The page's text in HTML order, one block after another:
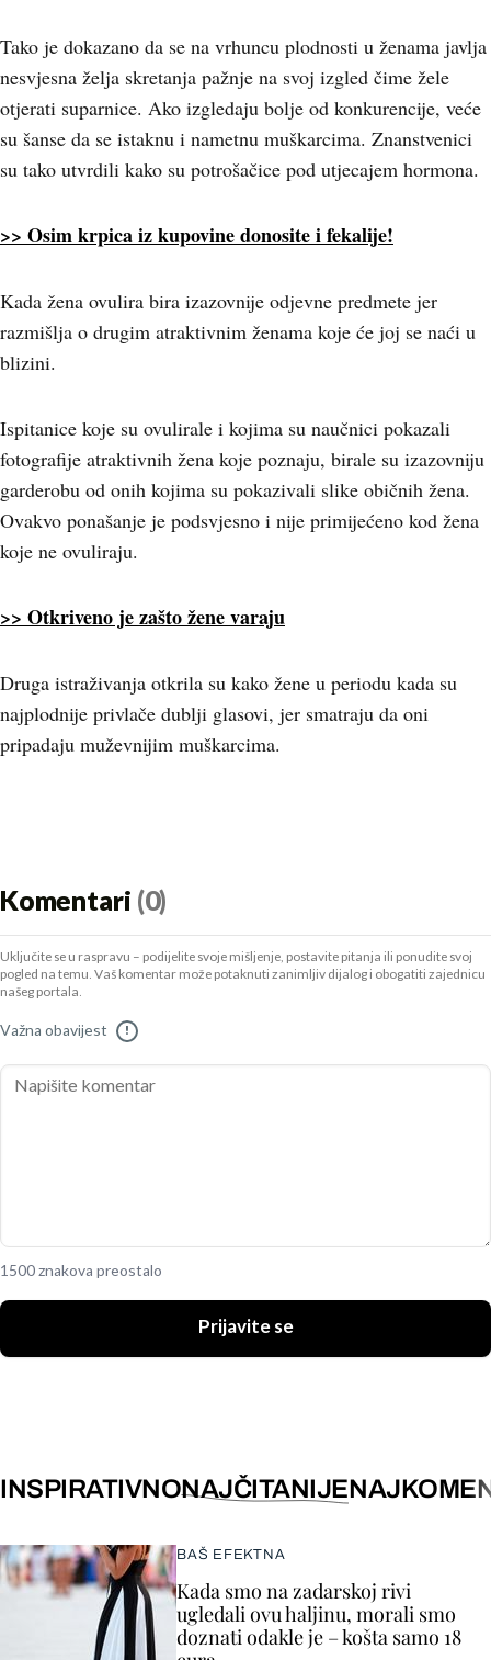
Tako je dokazano da se na vrhuncu plodnosti u ženama javlja
nesvjesna želja skretanja pažnje na svoj izgled čime žele
otjerati suparnice. Ako izgledaju bolje od konkurencije, veće
su šanse da se istaknu i nametnu muškarcima. Znanstvenici
su tako utvrdili kako su potrošačice pod utjecajem hormona.
>> Osim krpica iz kupovine donosite i fekalije!
Kada žena ovulira bira izazovnije odjevne predmete jer
razmišlja o drugim atraktivnim ženama koje će joj se naći u
blizini.
Ispitanice koje su ovulirale i kojima su naučnici pokazali
fotografije atraktivnih žena koje poznaju, birale su izazovniju
garderobu od onih kojima su pokazivali slike običnih žena.
Ovakvo ponašanje je podsvjesno i nije primijećeno kod žena
koje ne ovuliraju.
>> Otkriveno je zašto žene varaju
Druga istraživanja otkrila su kako žene u periodu kada su
najplodnije privlače dublji glasovi, jer smatraju da oni
pripadaju muževnijim muškarcima.
Komentari (0)
Uključite se u raspravu – podijelite svoje mišljenje, postavite pitanja ili ponudite svoj
pogled na temu. Vaš komentar može potaknuti zanimljiv dijalog i obogatiti zajednicu
našeg portala.
Važna obavijest !
1500 znakova preostalo
Prijavite se
INSPIRATIVNONAJČITANIJE
BAŠ EFEKTNA
Kada smo na zadarskoj rivi
ugledali ovu haljinu, morali smo
doznati odakle je – košta samo 18